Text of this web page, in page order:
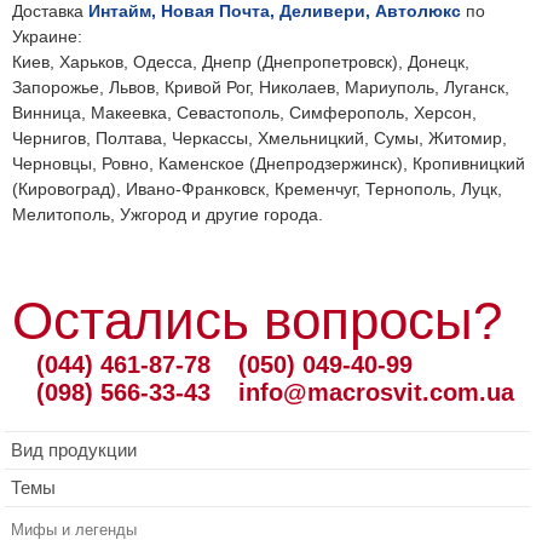
Доставка Интайм, Новая Почта, Деливери, Автолюкс по
Украине:
Киев, Харьков, Одесса, Днепр (Днепропетровск), Донецк,
Запорожье, Львов, Кривой Рог, Николаев, Мариуполь, Луганск,
Винница, Макеевка, Севастополь, Симферополь, Херсон,
Чернигов, Полтава, Черкассы, Хмельницкий, Сумы, Житомир,
Черновцы, Ровно, Каменское (Днепродзержинск), Кропивницкий
(Кировоград), Ивано-Франковск, Кременчуг, Тернополь, Луцк,
Мелитополь, Ужгород и другие города.
Остались вопросы?
(044) 461-87-78
(098) 566-33-43
(050) 049-40-99
info@macrosvit.com.ua
Вид продукции
Темы
Мифы и легенды